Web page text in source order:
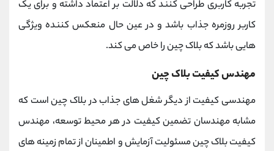
تجربه کاربری طراحی کنند که دلالت بر اعتماد داشته و برای یک
کاربر روزمره جذاب باشد و در عین حال منعکس کننده ویژگی
هایی باشد که بلاک چین را خاص می کند.
مهندس کیفیت بلاک چین
مهندسی کیفیت از دیگر شغل های جذاب در بلاک چین است که
مشابه مهندسان تضمین کیفیت در هر محیط توسعه، مهندس
کیفیت بلاک چین مسئولیت آزمایش و اطمینان از تمام زمینه های